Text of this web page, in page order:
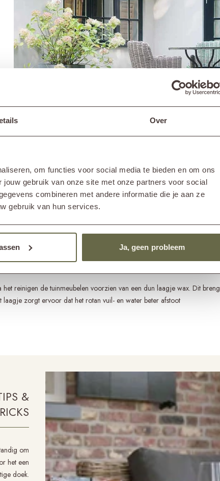
Over
om functies voor social media te bieden en om ons
gebruik van onze site met onze partners voor social
combineren met andere informatie die je aan ze
gebruik van hun services.
Ja, geen probleem
EN ONDERHOUDEN
uitstraling is het namelijk ook heel eenvoudig in onderhoud. Het
met lauw water en een zachte zeep, zoals afwasmiddel of groene
een klein beetje zout toevoegen aan het sopje om uitdroging van het
nadat deze zijn afgespoeld, goed drogen in de zon en ze
seizoen tegenaan!
reinigen de tuinmeubelen voorzien van een dun laagje wax. Dit breng
zorgt ervoor dat het rotan vuil- en water beter afstoot
&
om
het een
doek.